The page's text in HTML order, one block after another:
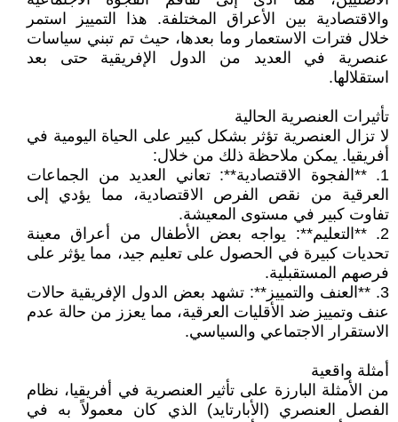
والاقتصادية بين الأعراق المختلفة. هذا التمييز استمر
خلال فترات الاستعمار وما بعدها، حيث تم تبني سياسات
عنصرية في العديد من الدول الإفريقية حتى بعد
استقلالها.
تأثيرات العنصرية الحالية
لا تزال العنصرية تؤثر بشكل كبير على الحياة اليومية في
أفريقيا. يمكن ملاحظة ذلك من خلال:
1. **الفجوة الاقتصادية**: تعاني العديد من الجماعات
العرقية من نقص الفرص الاقتصادية، مما يؤدي إلى
تفاوت كبير في مستوى المعيشة.
2. **التعليم**: يواجه بعض الأطفال من أعراق معينة
تحديات كبيرة في الحصول على تعليم جيد، مما يؤثر على
فرصهم المستقبلية.
3. **العنف والتمييز**: تشهد بعض الدول الإفريقية حالات
عنف وتمييز ضد الأقليات العرقية، مما يعزز من حالة عدم
الاستقرار الاجتماعي والسياسي.
أمثلة واقعية
من الأمثلة البارزة على تأثير العنصرية في أفريقيا، نظام
الفصل العنصري (الأبارتايد) الذي كان معمولاً به في